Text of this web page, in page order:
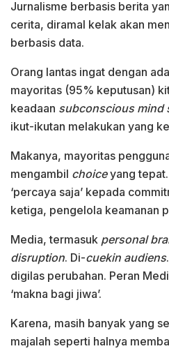
Jurnalisme berbasis berita
cerita, diramal kelak akan
berbasis data.
Orang lantas ingat dengan
mayoritas (95% keputusan)
keadaan subconscious mind
ikut-ikutan melakukan yang
Makanya, mayoritas
mengambil choiceyang
‘percaya saja’ kepada
ketiga, pengelola keamanan
Media, termasuk personal
disruption. Di-cuekin audiens
digilas perubahan. Peran
‘makna bagi jiwa’.
Karena, masih banyak yang
majalah seperti halnya